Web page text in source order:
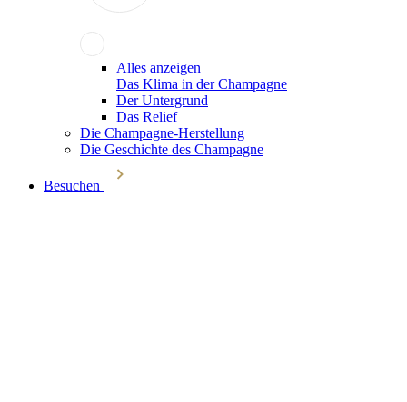
Alles anzeigen
Das Klima in der Champagne
Der Untergrund
Das Relief
Die Champagne-Herstellung
Die Geschichte des Champagne
Besuchen